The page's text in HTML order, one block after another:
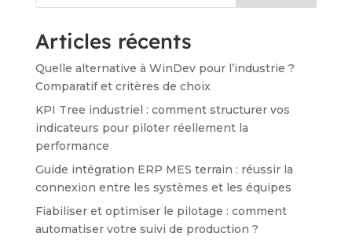
Articles récents
Quelle alternative à WinDev pour l’industrie ?
Comparatif et critères de choix
KPI Tree industriel : comment structurer vos
indicateurs pour piloter réellement la
performance
Guide intégration ERP MES terrain : réussir la
connexion entre les systèmes et les équipes
Fiabiliser et optimiser le pilotage : comment
automatiser votre suivi de production ?